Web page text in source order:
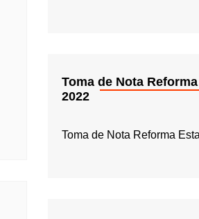
Toma de Nota
2022
Toma de Nota Reforma